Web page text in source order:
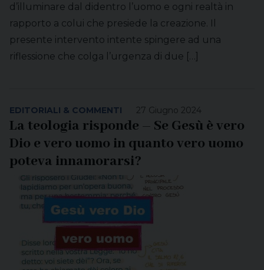
d’illuminare dal didentro l’uomo e ogni realtà in
rapporto a colui che presiede la creazione. Il
presente intervento intente spingere ad una
riflessione che colga l’urgenza di due […]
27 Giugno 2024
EDITORIALI & COMMENTI
La teologia risponde – Se Gesù è vero
Dio e vero uomo in quanto vero uomo
poteva innamorarsi?